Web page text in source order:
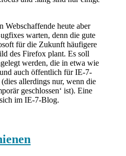
Webschaffende heute aber
warten, denn die gute
für die Zukunft häufigere
des Firefox plant. Es soll
werden, die in etwa wie
auch öffentlich für IE-7-
allerdings nur, wenn die
geschlossen‘ ist). Eine
im IE-7-Blog.